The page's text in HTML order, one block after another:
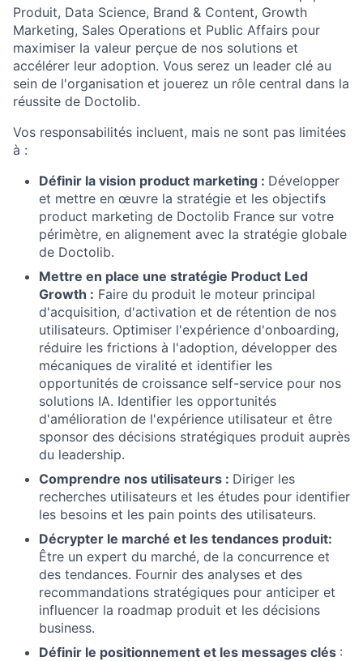
Produit, Data Science, Brand & Content, Growth
Marketing, Sales Operations et Public Affairs pour
maximiser la valeur perçue de nos solutions et
accélérer leur adoption. Vous serez un leader clé au
sein de l'organisation et jouerez un rôle central dans la
réussite de Doctolib.
Vos responsabilités incluent, mais ne sont pas limitées
à :
Définir la vision product marketing : Développer
et mettre en œuvre la stratégie et les objectifs
product marketing de Doctolib France sur votre
périmètre, en alignement avec la stratégie globale
de Doctolib.
Mettre en place une stratégie Product Led
Growth : Faire du produit le moteur principal
d'acquisition, d'activation et de rétention de nos
utilisateurs. Optimiser l'expérience d'onboarding,
réduire les frictions à l'adoption, développer des
mécaniques de viralité et identifier les
opportunités de croissance self-service pour nos
solutions IA. Identifier les opportunités
d'amélioration de l'expérience utilisateur et être
sponsor des décisions stratégiques produit auprès
du leadership.
Comprendre nos utilisateurs : Diriger les
recherches utilisateurs et les études pour identifier
les besoins et les pain points des utilisateurs.
Décrypter le marché et les tendances produit:
Être un expert du marché, de la concurrence et
des tendances. Fournir des analyses et des
recommandations stratégiques pour anticiper et
influencer la roadmap produit et les décisions
business.
Définir le positionnement et les messages clés :